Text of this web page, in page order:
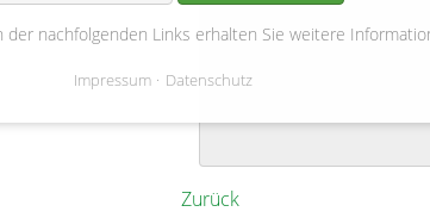
Zurück
der nachfolgenden Links erhalten Sie weitere
Impressum Datenschutz